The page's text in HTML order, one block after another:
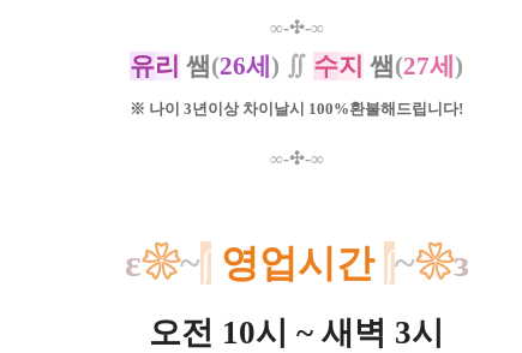
∞-✣-∞
유리 쌤 (26세 ) ∬ 수지 쌤 (27세 )
※ 나이 3년이상 차이날시 100%환불해드립니다!
∞-✣-∞
ε❀~∫​ 영업시간 ∫~❀з
오전 10시 ~ 새벽 3시